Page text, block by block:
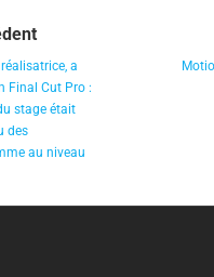
a
Final Cut Pro :
stage était
des
au niveau